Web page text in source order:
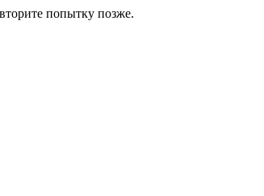
попытку позже.